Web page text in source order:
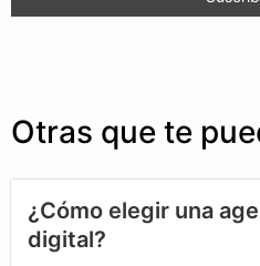
Otras que te
¿Cómo elegir una
digital?